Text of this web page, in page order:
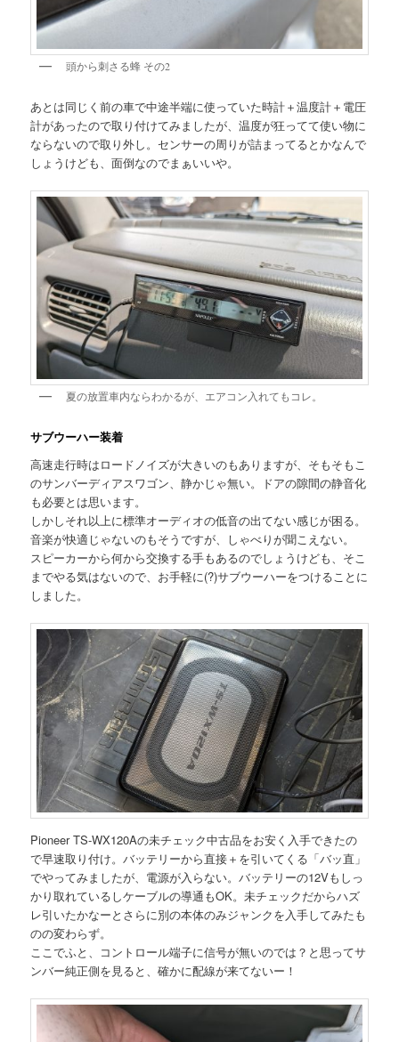
頭から刺さる蜂 その2
あとは同じく前の車で中途半端に使っていた時計＋温度計＋電圧
計があったので取り付けてみましたが、温度が狂ってて使い物に
ならないので取り外し。センサーの周りが詰まってるとかなんで
しょうけども、面倒なのでまぁいいや。
夏の放置車内ならわかるが、エアコン入れてもコレ。
サブウーハー装着
高速走行時はロードノイズが大きいのもありますが、そもそもこ
のサンバーディアスワゴン、静かじゃ無い。ドアの隙間の静音化
も必要とは思います。
しかしそれ以上に標準オーディオの低音の出てない感じが困る。
音楽が快適じゃないのもそうですが、しゃべりが聞こえない。
スピーカーから何から交換する手もあるのでしょうけども、そこ
までやる気はないので、お手軽に(?)サブウーハーをつけることに
しました。
Pioneer TS-WX120Aの未チェック中古品をお安く入手できたの
で早速取り付け。バッテリーから直接＋を引いてくる「バッ直」
でやってみましたが、電源が入らない。バッテリーの12Vもしっ
かり取れているしケーブルの導通もOK。未チェックだからハズ
レ引いたかなーとさらに別の本体のみジャンクを入手してみたも
のの変わらず。
ここでふと、コントロール端子に信号が無いのでは？と思ってサ
ンバー純正側を見ると、確かに配線が来てないー！